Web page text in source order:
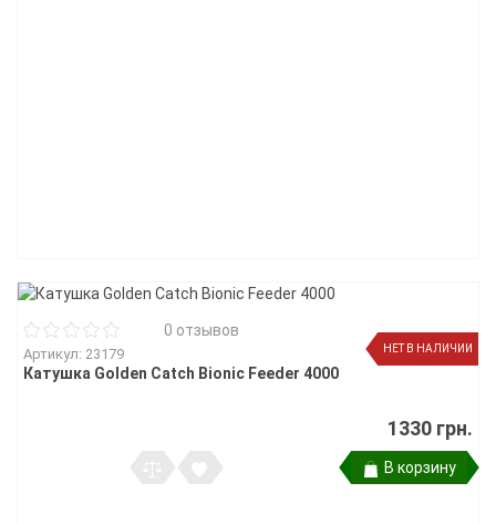
НЕТ В НАЛИЧИИ
0 отзывов
Артикул: 23179
Катушка Golden Catch Bionic Feeder 4000
1330 грн.
В корзину